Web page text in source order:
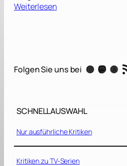
Weiterlesen:
a
e
e
a
d
Folgen Sie uns bei Instagram Mastodon Threads
SCHNELLAUSWAHL
Nur ausführliche Kritiken
Kritiken zu TV-Serien